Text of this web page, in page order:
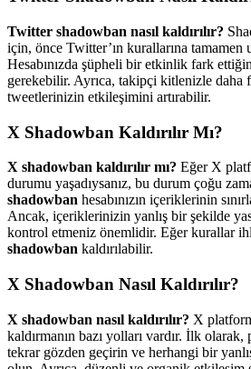
Twitter shadowban nasıl kaldırılır?
için, önce Twitter’ın kurallarına tamamen
Hesabınızda şüpheli bir etkinlik fark
gerekebilir. Ayrıca, takipçi kitlenizle daha
tweetlerinizin etkileşimini artırabilir.
X Shadowban Kaldırılır Mı?
X shadowban kaldırılır mı? Eğer X
durumu yaşadıysanız, bu durum çoğu
shadowban hesabınızın içeriklerinin
Ancak, içeriklerinizin yanlış bir şekilde
kontrol etmeniz önemlidir. Eğer kurallar
shadowban kaldırılabilir.
X Shadowban Nasıl Kaldırılır?
X shadowban nasıl kaldırılır? X
kaldırmanın bazı yolları vardır. İlk olarak,
tekrar gözden geçirin ve herhangi bir